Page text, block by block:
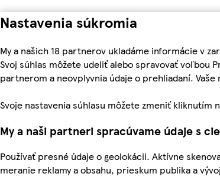
Nastavenia súkromia
My a našich 18 partnerov ukladáme informácie v
Svoj súhlas môžete udeliť alebo spravovať voľbou
partnerom a neovplyvnia údaje o prehliadaní.
Svoje nastavenia súhlasu môžete zmeniť kliknutím
My a naši partneri spracúvame údaje s
Používať presné údaje o geolokácii. Aktívne
meranie reklamy a obsahu, prieskum publika a